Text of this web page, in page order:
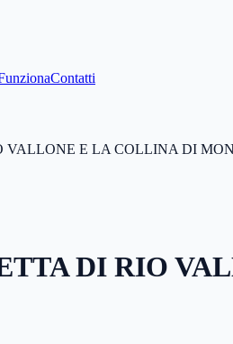
Contatti
VALLONE E LA COLLINA DI
DI RIO